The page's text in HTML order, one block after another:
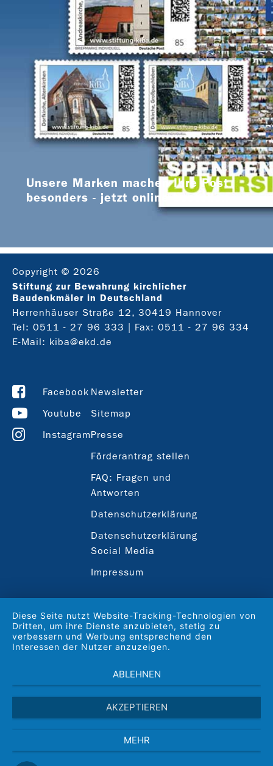
Unsere Marken machen Ihre Post
besonders - jetzt online bestellen
Copyright © 2026
Stiftung zur Bewahrung kirchlicher
Baudenkmäler in Deutschland
Herrenhäuser Straße 12, 30419 Hannover
Tel: 0511 - 27 96 333 | Fax: 0511 - 27 96 334
E-Mail: kiba@ekd.de
Facebook
Youtube
Instagram
Newsletter
Sitemap
Presse
Förderantrag stellen
FAQ: Fragen und
Antworten
Datenschutzerklärung
Datenschutzerklärung
Social Media
Impressum
Diese Seite nutzt Website-Tracking-Technologien von
Dritten, um ihre Dienste anzubieten, stetig zu
verbessern und Werbung entsprechend den
Interessen der Nutzer anzuzeigen.
ABLEHNEN
AKZEPTIEREN
MEHR